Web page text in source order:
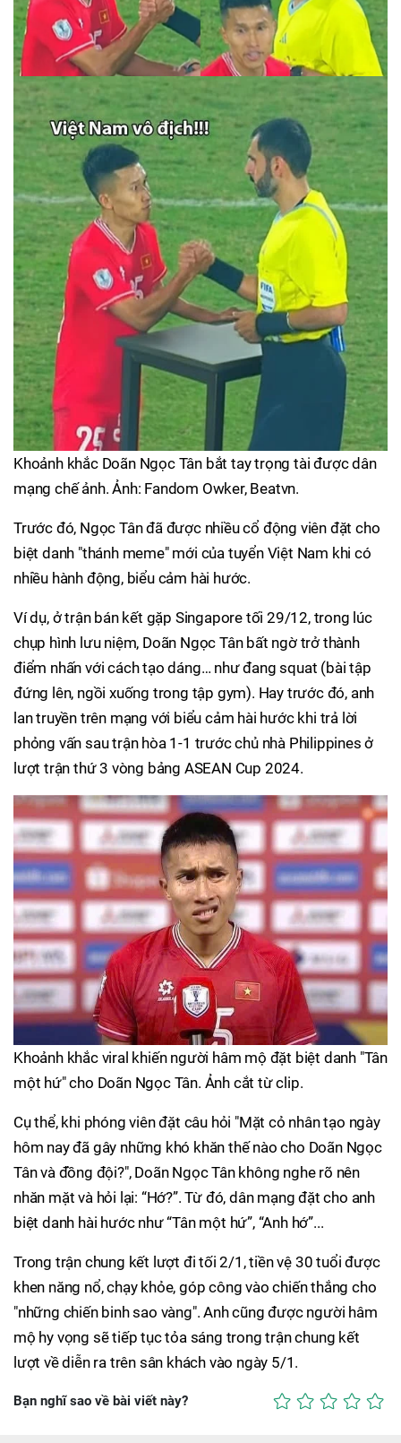
Khoảnh khắc Doãn Ngọc Tân bắt tay trọng tài được dân
mạng chế ảnh. Ảnh: Fandom Owker, Beatvn.
Trước đó, Ngọc Tân đã được nhiều cổ động viên đặt cho
biệt danh "thánh meme" mới của tuyển Việt Nam khi có
nhiều hành động, biểu cảm hài hước.
Ví dụ, ở trận bán kết gặp Singapore tối 29/12, trong lúc
chụp hình lưu niệm, Doãn Ngọc Tân bất ngờ trở thành
điểm nhấn với cách tạo dáng… như đang squat (bài tập
đứng lên, ngồi xuống trong tập gym). Hay trước đó, anh
lan truyền trên mạng với biểu cảm hài hước khi trả lời
phỏng vấn sau trận hòa 1-1 trước chủ nhà Philippines ở
lượt trận thứ 3 vòng bảng ASEAN Cup 2024.
Khoảnh khắc viral khiến người hâm mộ đặt biệt danh "Tân
một hứ" cho Doãn Ngọc Tân. Ảnh cắt từ clip.
Cụ thể, khi phóng viên đặt câu hỏi "Mặt cỏ nhân tạo ngày
hôm nay đã gây những khó khăn thế nào cho Doãn Ngọc
Tân và đồng đội?", Doãn Ngọc Tân không nghe rõ nên
nhăn mặt và hỏi lại: “Hớ?”. Từ đó, dân mạng đặt cho anh
biệt danh hài hước như “Tân một hứ”, “Anh hớ”...
Trong trận chung kết lượt đi tối 2/1, tiền vệ 30 tuổi được
khen năng nổ, chạy khỏe, góp công vào chiến thắng cho
"những chiến binh sao vàng". Anh cũng được người hâm
mộ hy vọng sẽ tiếp tục tỏa sáng trong trận chung kết
lượt về diễn ra trên sân khách vào ngày 5/1.
Bạn nghĩ sao về bài viết này?